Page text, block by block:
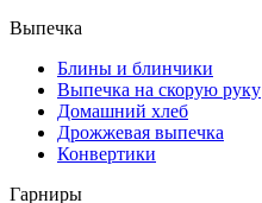
Выпечка
Блины и блинчики
Выпечка на скорую руку
Домашний хлеб
Дрожжевая выпечка
Конвертики
Гарниры